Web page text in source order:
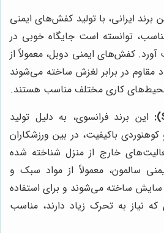
برند ایرانی، با تولید کفش‌های ایمنی
توانسته است جایگاه خوبی در
آورد. کفش‌های ایمنی دوبل، معمولاً از
مقاوم در برابر لغزش ساخته می‌شوند
محیط‌های کاری مختلف مناسب هستند.
این برند فرانسوی، به دلیل تولید
باکیفیت، در بین ورزشکاران
خارج از منزل شناخته شده
سالمون، معمولاً از مواد سبک و
سایش ساخته می‌شوند و برای استفاده
نیاز به تحرک زیاد دارند، مناسب